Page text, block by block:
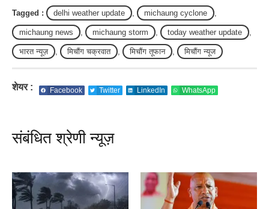
Tagged : delhi weather update michaung cyclone
michaung news michaung storm today weather update
भारत न्यूज़ मिचौंग चक्रवात मिचौंग तूफान मिचौंग न्यूज
शेयर : Facebook Twitter LinkedIn WhatsApp
संबंधित श्रेणी न्यूज़